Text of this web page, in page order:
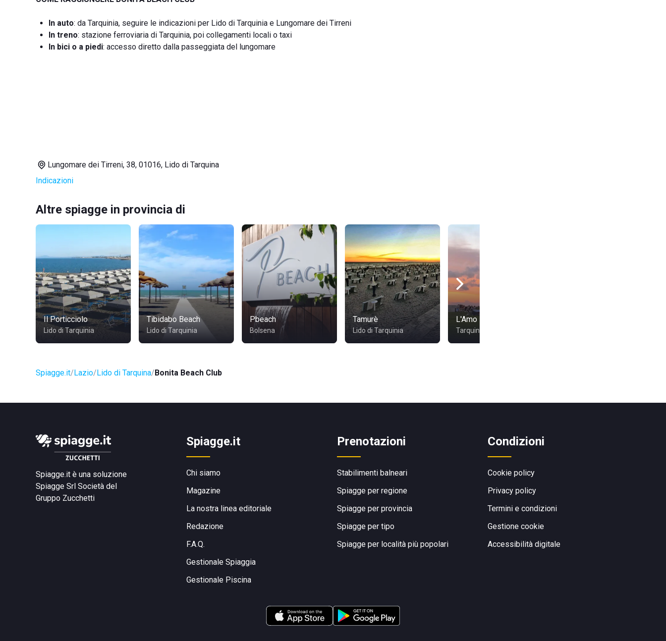
In auto: da Tarquinia, seguire le indicazioni per Lido di Tarquinia e Lungomare dei Tirreni
In treno: stazione ferroviaria di Tarquinia, poi collegamenti locali o taxi
In bici o a piedi: accesso diretto dalla passeggiata del lungomare
Lungomare dei Tirreni, 38, 01016, Lido di Tarquina
Indicazioni
Altre spiagge in provincia di
Il Porticciolo
Lido di Tarquinia
Tibidabo Beach
Lido di Tarquinia
Pbeach
Bolsena
Tamurè
Lido di Tarquinia
L'Amo
Tarquinia
Spiagge.it Lazio Lido di Tarquina Bonita Beach Club
Spiagge.it è una soluzione
Spiagge Srl Società del
Gruppo Zucchetti
Spiagge.it
Chi siamo
Magazine
La nostra linea editoriale
Redazione
F.A.Q.
Gestionale Spiaggia
Gestionale Piscina
Prenotazioni
Stabilimenti balneari
Spiagge per regione
Spiagge per provincia
Spiagge per tipo
Spiagge per località più popolari
Condizioni
Cookie policy
Privacy policy
Termini e condizioni
Gestione cookie
Accessibilità digitale